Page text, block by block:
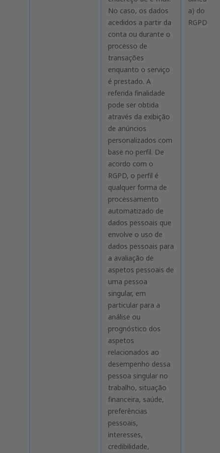
No caso, os dados
acedidos a partir da
conta ou durante o
processo de
transações
enquanto o serviço
é prestado. A
referida finalidade
pode ser obtida
através da exibição
de anúncios
personalizados com
base no perfil. De
acordo com o
RGPD, o perfil é
qualquer forma de
processamento
automatizado de
dados pessoais que
envolve o uso de
dados pessoais para
a avaliação de
aspetos pessoais de
uma pessoa
singular, em
particular para a
análise ou
prognóstico dos
aspetos
relacionados ao
desempenho dessa
pessoa singular no
trabalho, situação
financeira, saúde,
preferências
pessoais,
interesses,
credibilidade,
a) do
RGPD